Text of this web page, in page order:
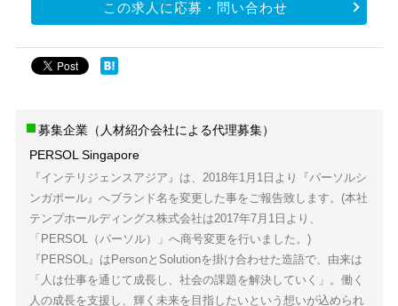
この求人に応募・問い合わせ
募集企業（人材紹介会社による代理募集）
PERSOL Singapore
『インテリジェンスアジア』は、2018年1月1日より『パーソルシ
ンガポール』へブランド名を変更した事をご報告致します。(本社
テンプホールディングス株式会社は2017年7月1日より、
「PERSOL（パーソル）」へ商号変更を行いました。)
『PERSOL』はPersonとSolutionを掛け合わせた造語で、由来は
「人は仕事を通じて成長し、社会の課題を解決していく」。働く
人の成長を支援し、輝く未来を目指したいという想いが込められ